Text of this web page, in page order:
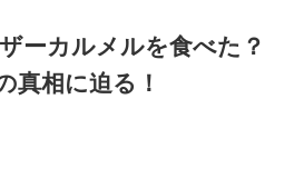
ーカルメルを食べた？
真相に迫る！